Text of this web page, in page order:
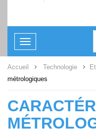
Toggle
navigation
Accueil Technologie
métrologiques